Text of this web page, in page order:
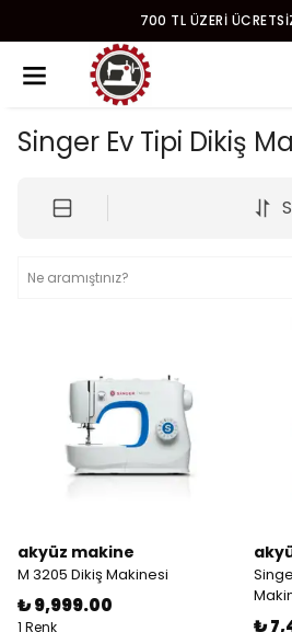
700 TL ÜZERI
Singer Ev Tipi Dikiş
akyüz makine
M 3205 Dikiş Makinesi
₺ 9,999.00
1 Renk ₺